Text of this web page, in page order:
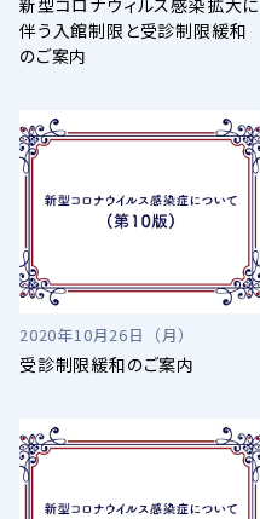
新型コロナウィルス感染拡大に
伴う入館制限と受診制限緩和
のご案内
2020年10月26日（月）
受診制限緩和のご案内